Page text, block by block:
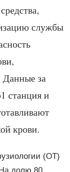
службы
Данные за
станция и
крови.
(ОТ)